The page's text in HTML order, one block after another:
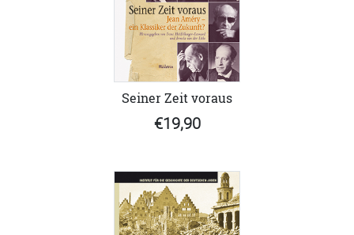
Seiner Zeit voraus
€19,90